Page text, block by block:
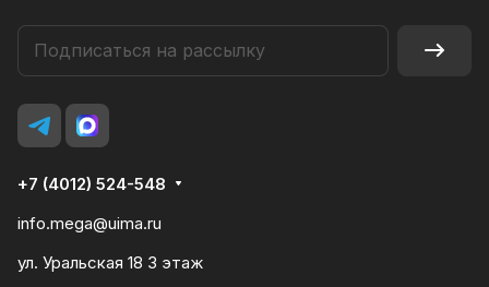
+7 (4012) 524-548
info.mega@uima.ru
ул. Уральская 18 3 этаж